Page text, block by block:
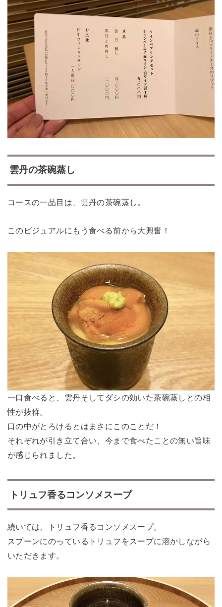
雲丹の茶碗蒸し
コースの一品目は、雲丹の茶碗蒸し。
このビジュアルにもう食べる前から大興奮！
一口食べると、雲丹そしてダシの効いた茶碗蒸しとの相
性が抜群。
口の中がとろけるとはまさにこのことだ！
それぞれが引き立て合い、今まで食べたことの無い旨味
が感じられました。
トリュフ香るコンソメスープ
続いては、トリュフ香るコンソメスープ。
スプーンにのっているトリュフをスープに溶かしながら
いただきます。